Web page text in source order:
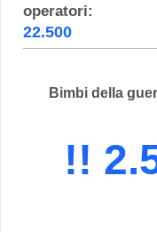
operatori:
22.500
Bimbi della
!!